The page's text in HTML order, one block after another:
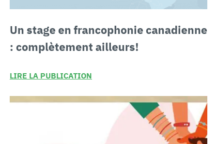
Un stage en francophonie canadienne
: complètement ailleurs!
LIRE LA PUBLICATION